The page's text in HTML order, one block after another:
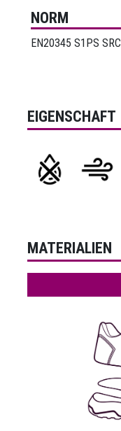
NORM
EN20345 S1PS SRC
EIGENSCHAFT
MATERIALIEN